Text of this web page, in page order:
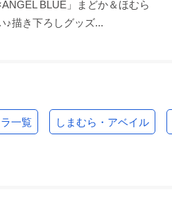
BLUE」まどか＆ほむら
♪描き下ろしグッズ...
一覧 しまむら・アベイル